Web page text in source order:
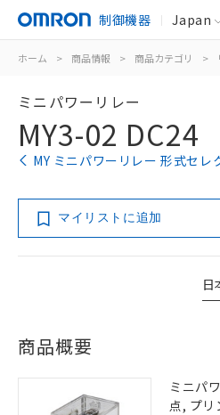
制御機器 Japan
ホーム > 商品情報 > 商品カテゴリ >
ミニパワーリレー
MY3-02 DC24
MY ミニパワーリレー 形式セレ
マイリストに追加
日
商品概要
ミニパ
点, プリ